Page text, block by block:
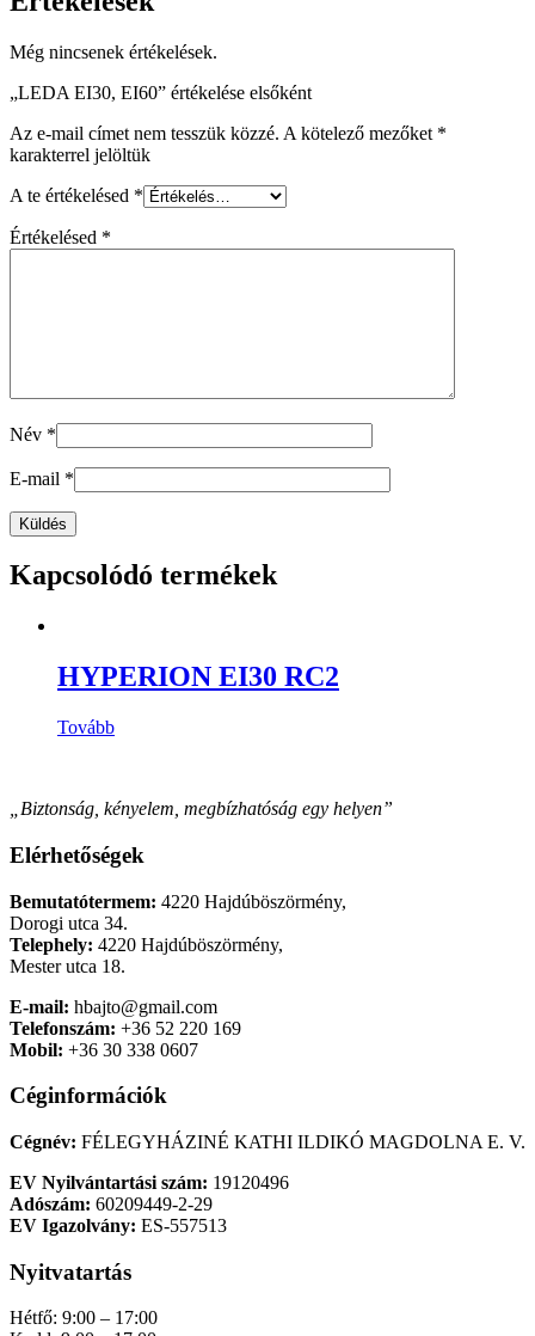
Még nincsenek értékelések.
„LEDA EI30, EI60” értékelése elsőként
Az e-mail címet nem tesszük közzé. A kötelező mezőket *
karakterrel jelöltük
A te értékelésed *
Értékelésed *
Név *
E-mail *
Kapcsolódó termékek
HYPERION EI30 RC2
Tovább
„Biztonság, kényelem, megbízhatóság egy helyen”
Elérhetőségek
Bemutatótermem: 4220 Hajdúböszörmény,
Dorogi utca 34.
Telephely: 4220 Hajdúböszörmény,
Mester utca 18.
E-mail: hbajto@gmail.com
Telefonszám: +36 52 220 169
Mobil: +36 30 338 0607
Céginformációk
Cégnév: FÉLEGYHÁZINÉ KATHI ILDIKÓ MAGDOLNA E. V.
EV Nyilvántartási szám: 19120496
Adószám: 60209449-2-29
EV Igazolvány: ES-557513
Nyitvatartás
Hétfő: 9:00 – 17:00